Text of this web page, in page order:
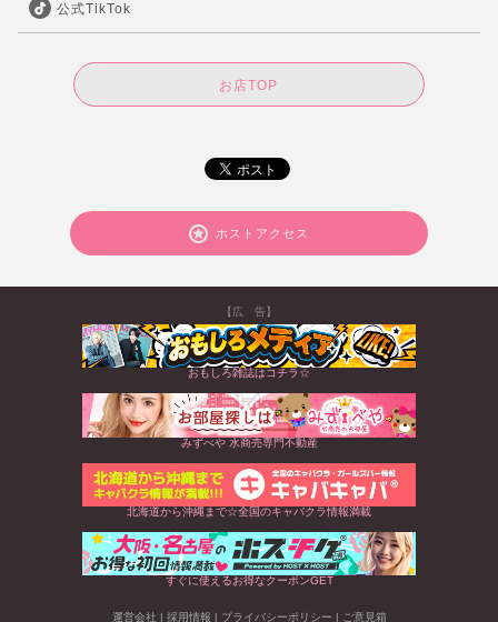
公式TikTok
お店TOP
ホストアクセス
【広 告】
おもしろ雑誌はコチラ☆
みずべや 水商売専門不動産
北海道から沖縄まで☆全国のキャバクラ情報満載
すぐに使えるお得なクーポンGET
運営会社 | 採用情報 | プライバシーポリシー | ご意見箱